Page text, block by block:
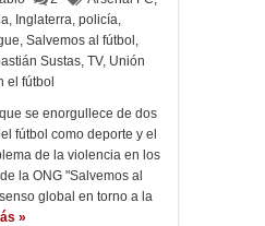
, Inglaterra, policía,
, Salvemos al fútbol ,
Sustas, TV, Unión
el fútbol
se enorgullece de dos
fútbol como deporte y el
de la violencia en los
la ONG "Salvemos al
global en torno a la
»